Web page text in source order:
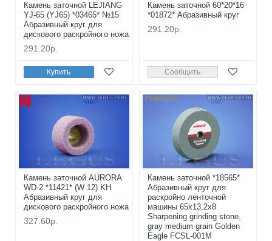
Камень заточной LEJIANG
YJ-65 (YJ65) *03465* №15
Абразивный круг для
дискового раскройного ножа
291.20р.
Купить
Камень заточной 60*20*16
*01872* Абразивный круг
291.20р.
Сообщить
Камень заточной AURORA
WD-2 *11421* (W 12) KH
Абразивный круг для
дискового раскройного ножа
327.60р.
Камень заточной *18565*
Абразивный круг для
раскройно ленточной
машины 65x13,2x8
Sharpening grinding stone,
gray medium grain Golden
Eagle FCSL-001M